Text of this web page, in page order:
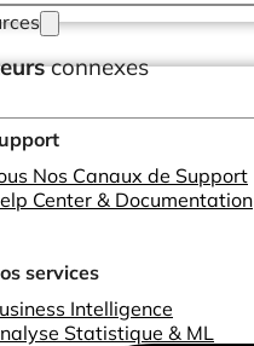
Nos Canaux de Support
Center & Documentation
services
Intelligence
Statistique & ML
connexes